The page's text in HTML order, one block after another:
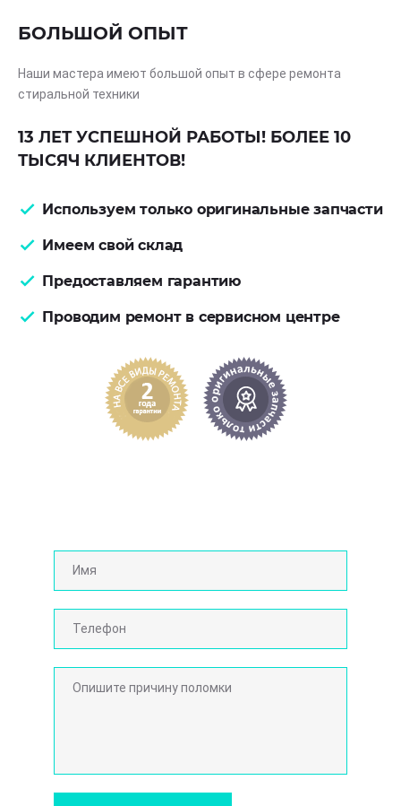
БОЛЬШОЙ ОПЫТ
Наши мастера имеют большой опыт в сфере ремонта
стиральной техники
13 ЛЕТ УСПЕШНОЙ РАБОТЫ! БОЛЕЕ 10
ТЫСЯЧ КЛИЕНТОВ!
Используем только оригинальные запчасти
Имеем свой склад
Предоставляем гарантию
Проводим ремонт в сервисном центре